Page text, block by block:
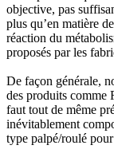
objective, pas
plus qu’en matière
réaction du
proposés par les
De façon générale,
des produits comme
faut tout de même
inévitablement
type palpé/roulé